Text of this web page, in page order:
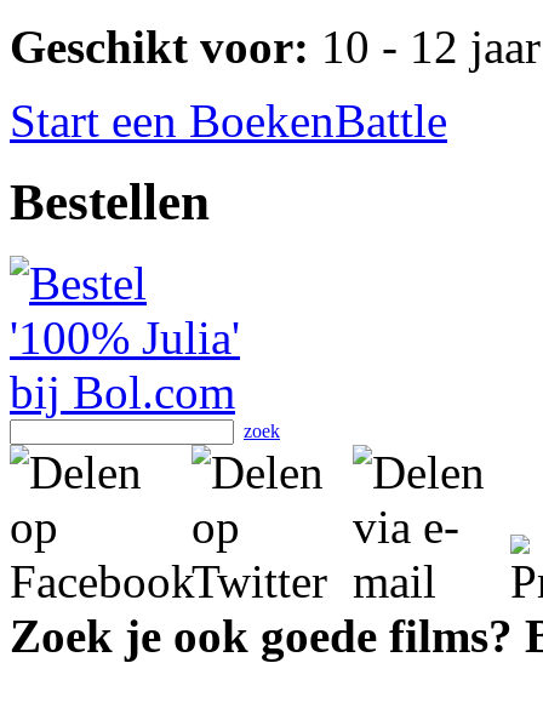
Geschikt voor: 10 - 12 jaar
Start een BoekenBattle
Bestellen
zoek
Zoek je ook goede films?